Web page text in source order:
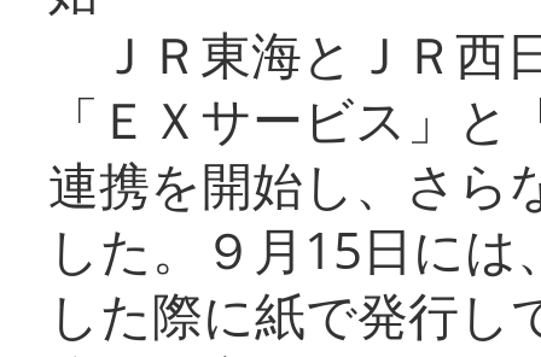
ＪＲ東海とＪＲ西
「ＥＸサービス」
連携を開始し、さら
した。９月15日に
した際に紙で発行し